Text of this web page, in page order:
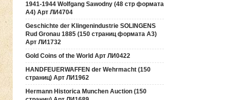
1941-1944 Wolfgang Sawodny (48 стр формата
А4) Арт ЛИ4704
Geschichte der Klingenindustrie SOLINGENS
Rud Gronau 1885 (150 страниц формата А3)
Арт ЛИ1732
Gold Coins of the World Арт ЛИ0422
HANDFEUERWAFFEN der Wehrmacht (150
страниц) Арт ЛИ1962
Hermann Historica Munchen Auction (150